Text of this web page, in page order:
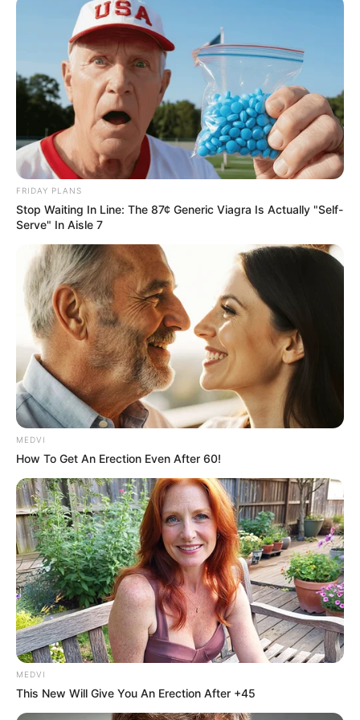
ΤΑ ΠΙΟ ΔΗΜΟΦΙΛΗ
FRIDAY PLANS
Stop Waiting In Line: The 87¢ Generic Viagra Is Actually "Self-
Serve" In Aisle 7
MEDVI
How To Get An Erection Even After 60!
MEDVI
This New Will Give You An Erection After +45